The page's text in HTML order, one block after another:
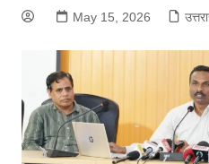
May 15, 2026